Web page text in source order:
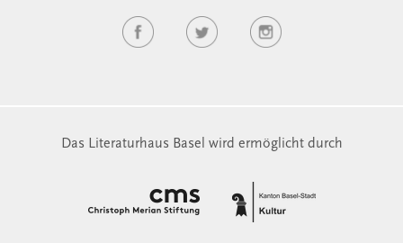
Das Literaturhaus Basel wird ermöglicht durch